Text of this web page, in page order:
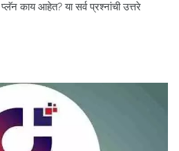
काय आहेत? या सर्व प्रश्नांची उत्तरे